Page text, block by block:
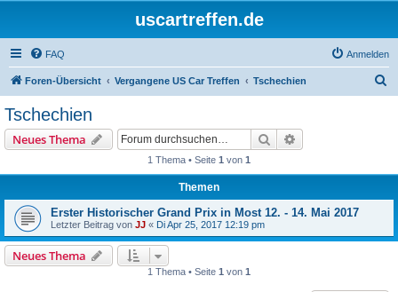
uscartreffen.de
FAQ Anmelden
Foren-Übersicht Vergangene US Car Treffen Tschechien
Tschechien
Neues Thema Suche
1 Thema • Seite 1 von 1
Themen
Erster Historischer Grand Prix in Most 12. - 14. Mai 2017
Letzter Beitrag von JJ « Di Apr 25, 2017 12:19 pm
Neues Thema
1 Thema • Seite 1 von 1